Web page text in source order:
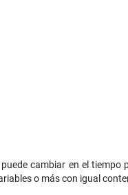
cambiar en el tiempo
o más con igual